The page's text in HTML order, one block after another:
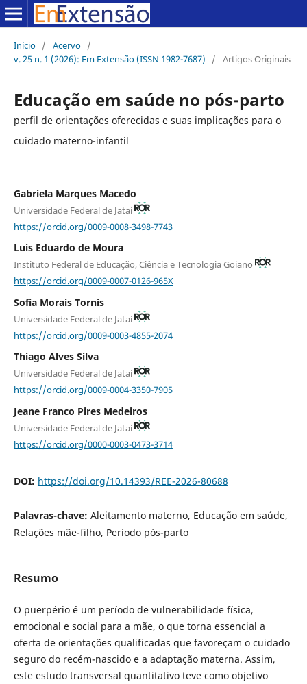
Início / Acervo /
v. 25 n. 1 (2026): Em Extensão (ISSN 1982-7687)
/ Artigos Originais
Educação em saúde no pós-parto
perfil de orientações oferecidas e suas implicações para o
cuidado materno-infantil
Gabriela Marques Macedo
Universidade Federal de Jataí
https://orcid.org/0009-0008-3498-7743
Luis Eduardo de Moura
Instituto Federal de Educação, Ciência e Tecnologia Goiano
https://orcid.org/0009-0007-0126-965X
Sofia Morais Tornis
Universidade Federal de Jataí
https://orcid.org/0009-0003-4855-2074
Thiago Alves Silva
Universidade Federal de Jataí
https://orcid.org/0009-0004-3350-7905
Jeane Franco Pires Medeiros
Universidade Federal de Jataí
https://orcid.org/0000-0003-0473-3714
DOI: https://doi.org/10.14393/REE-2026-80688
Palavras-chave: Aleitamento materno, Educação em saúde,
Relações mãe-filho, Período pós-parto
Resumo
O puerpério é um período de vulnerabilidade física,
emocional e social para a mãe, o que torna essencial a
oferta de orientações qualificadas que favoreçam o cuidado
seguro do recém-nascido e a adaptação materna. Assim,
este estudo transversal quantitativo teve como objetivo